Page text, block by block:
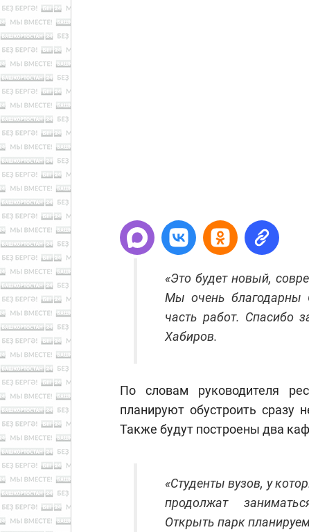
«Это будет новый,
Мы очень благодарны
часть работ. Спасибо
Хабиров.
По словам руководителя
планируют обустроить сразу
Также будут построены два
«Студенты вузов, у
продолжат
Открыть парк